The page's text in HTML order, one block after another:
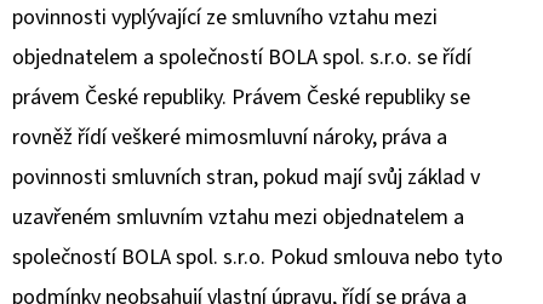
povinnosti vyplývající ze smluvního vztahu mezi
objednatelem a společností BOLA spol. s.r.o. se řídí
právem České republiky. Právem České republiky se
rovněž řídí veškeré mimosmluvní nároky, práva a
povinnosti smluvních stran, pokud mají svůj základ v
uzavřeném smluvním vztahu mezi objednatelem a
společností BOLA spol. s.r.o. Pokud smlouva nebo tyto
podmínky neobsahují vlastní úpravu, řídí se práva a